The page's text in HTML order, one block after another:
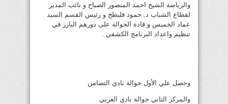
والرياضة الشيخ احمد المنصور الصباح و نائب المدير
لقطاع الشباب د. حمود فليطح و رئيس القسم السيد
عماد الخميس و قادة الجوالة على دورهم البارز في
تنظيم واعداد البرنامج الكشفي .
وحصل علي الأول جوالة نادي التضامن
والمركز الثاني جوالة نادي العربي